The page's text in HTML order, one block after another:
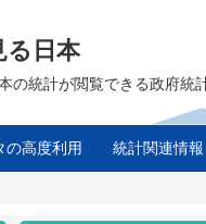
る日本
の統計が閲覧できる政府統
の高度利用 統計関連情報